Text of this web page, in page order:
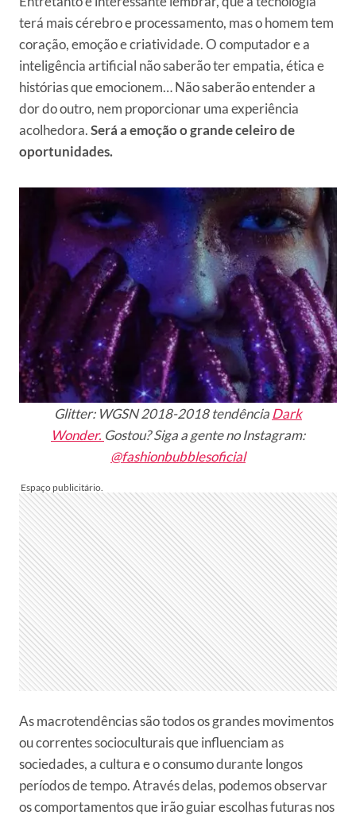
terá mais cérebro e processamento, mas o homem tem
coração, emoção e criatividade. O computador e a
inteligência artificial não saberão ter empatia, ética e
histórias que emocionem… Não saberão entender a
dor do outro, nem proporcionar uma experiência
acolhedora.Será a emoção o grande celeiro de
oportunidades.
Glitter: WGSN 2018-2018 tendênciaDark
Wonder. Gostou? Siga a gente no Instagram:
@fashionbubblesoficial
As macrotendências são todos os grandes movimentos
ou correntes socioculturais que influenciam as
sociedades, a cultura e o consumo durante longos
períodos de tempo. Através delas, podemos observar
os comportamentos que irão guiar escolhas futuras nos